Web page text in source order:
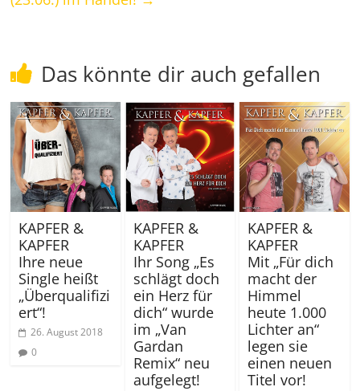
Das könnte dir auch gefallen
KAPFER &
KAPFER
Ihre neue
Single heißt
„Überqualifizi
ert“!
26. August 2018
0
KAPFER &
KAPFER
Ihr Song „Es
schlägt doch
ein Herz für
dich“ wurde
im „Van
Gardan
Remix“ neu
aufgelegt!
KAPFER &
KAPFER
Mit „Für dich
macht der
Himmel
heute 1.000
Lichter an“
legen sie
einen neuen
Titel vor!